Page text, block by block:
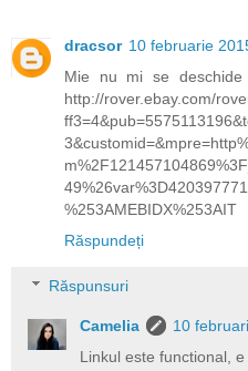
dracsor 10 februarie
Mie nu mi se
http://rover.ebay.com/
%253AMEBIDX%253AIT
Răspundeți
Răspunsuri
Camelia
10
Linkul este functional,